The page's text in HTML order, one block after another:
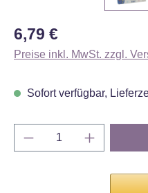
Regulärer Preis:
6,79 €
Preise inkl. MwSt. zzgl.
Sofort verfügbar,
Produkt Anzahl: